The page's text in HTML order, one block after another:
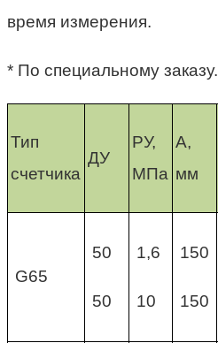
время измерения.
* По специальному заказу.
Тип
счетчика
ДУ
РУ,
МПа
A,
мм
G65
50
50
1,6
10
150
150